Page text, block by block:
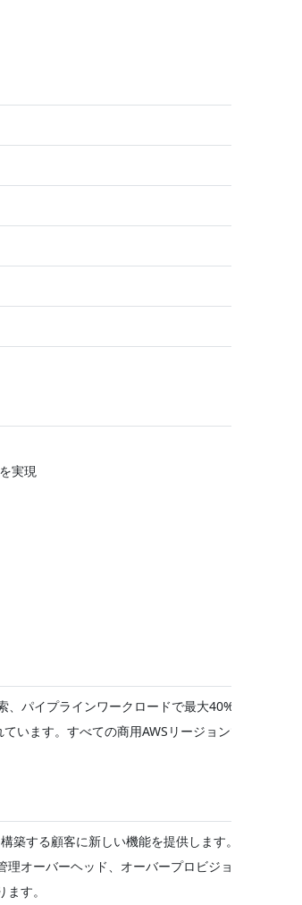
実現
パイプラインワークロードで最大40%のスループ
います。すべての商用AWSリージョンで追加費用
する顧客に新しい機能を提供します。
オーバーヘッド、オーバープロビジョニングを強
す。